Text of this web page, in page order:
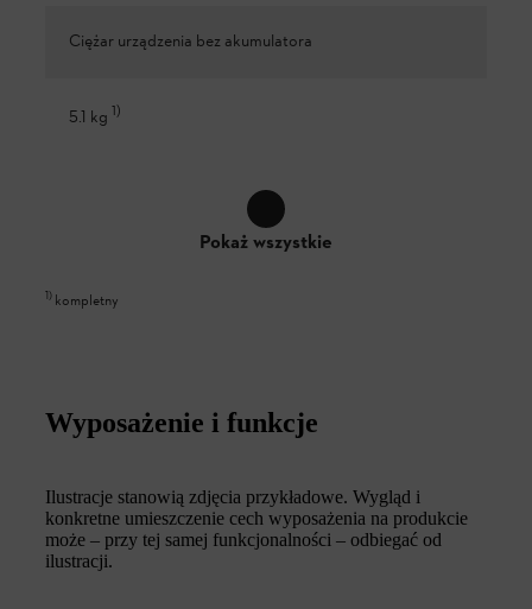
Ciężar urządzenia bez akumulatora
5.1 kg 1)
Pokaż wszystkie
1) kompletny
Wyposażenie i funkcje
Ilustracje stanowią zdjęcia przykładowe. Wygląd i
konkretne umieszczenie cech wyposażenia na produkcie
może – przy tej samej funkcjonalności – odbiegać od
ilustracji.